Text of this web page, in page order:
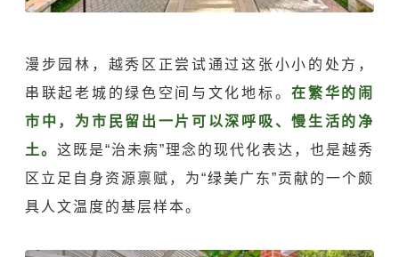
漫步园林，越秀区正尝试通过这张小小的处方，
串联起老城的绿色空间与文化地标。在繁华的闹
市中，为市民留出一片可以深呼吸、慢生活的净
土。 这既是“治未病”理念的现代化表达，也是越秀
区立足自身资源禀赋，为“绿美广东”贡献的一个颇
具人文温度的基层样本。